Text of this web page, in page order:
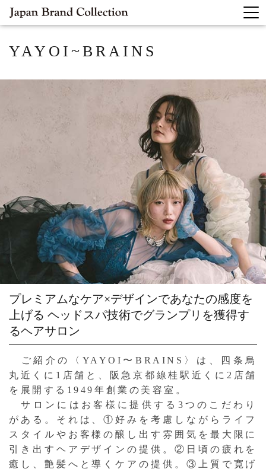
YAYOI~BRAINS
プレミアムなケア×デザインであなたの感度を
上げる ヘッドスパ技術でグランプリを獲得す
るヘアサロン
ご紹介の〈YAYOI〜BRAINS〉は、四条烏
丸近くに1店舗と、阪急京都線桂駅近くに2店舗
を展開する1949年創業の美容室。
サロンにはお客様に提供する3つのこだわり
がある。それは、①好みを考慮しながらライフ
スタイルやお客様の醸し出す雰囲気を最大限に
引き出すヘアデザインの提供。②日頃の疲れを
癒し、艶髪へと導くケアの提供。③上質で寛げ